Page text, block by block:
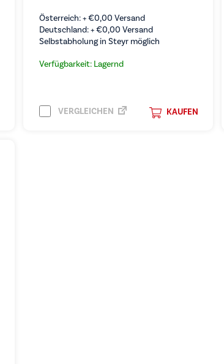
Österreich: +€0,00 Versand
Deutschland: +€0,00 Versand
Selbstabholung in Steyr möglich
Verfügbarkeit: Lagernd
KAUFEN
VERGLEICHEN